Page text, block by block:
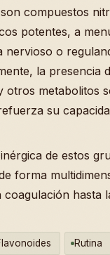
compuestos
potentes, a
nervioso o
la presencia
otros metabolitos
su
de estos
forma
coagulación hasta
Rutina